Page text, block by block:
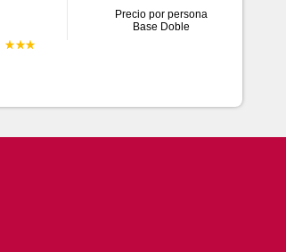
Precio por persona
Base Doble